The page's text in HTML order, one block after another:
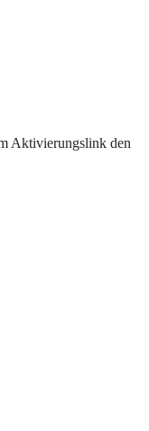
Aktivierungslink den